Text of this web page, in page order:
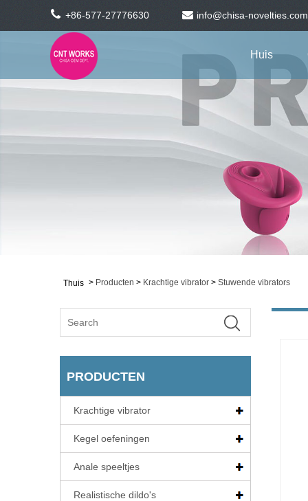
+86-577-27776630 info@chisa-novelties.com
Huis
Thuis > Producten > Krachtige vibrator > Stuwende vibrators
PRODUCTEN
Krachtige vibrator
Kegel oefeningen
Anale speeltjes
Realistische dildo's